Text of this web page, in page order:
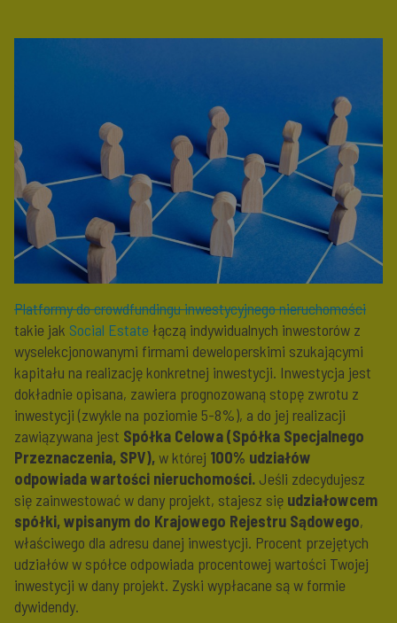
Platformy do crowdfundingu inwestycyjnego nieruchomości
takie jak Social Estate łączą indywidualnych inwestorów z
wyselekcjonowanymi firmami deweloperskimi szukającymi
kapitału na realizację konkretnej inwestycji. Inwestycja jest
dokładnie opisana, zawiera prognozowaną stopę zwrotu z
inwestycji (zwykle na poziomie 5-8%), a do jej realizacji
zawiązywana jest Spółka Celowa (Spółka Specjalnego
Przeznaczenia, SPV),w której 100% udziałów
odpowiada wartości nieruchomości. Jeśli zdecydujesz
się zainwestować w dany projekt, stajesz się udziałowcem
spółki, wpisanym do Krajowego Rejestru Sądowego,
właściwego dla adresu danej inwestycji. Procent przejętych
udziałów w spółce odpowiada procentowej wartości Twojej
inwestycji w dany projekt. Zyski wypłacane są w formie
dywidendy.